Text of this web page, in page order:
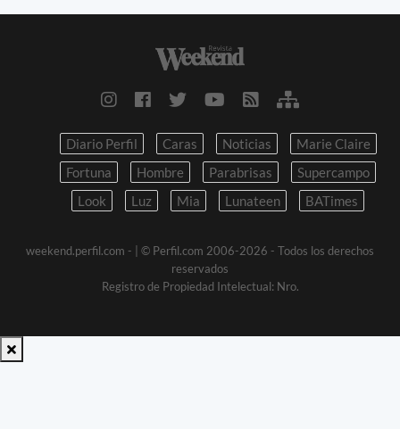
Diario Perfil Caras Noticias
Marie Claire
Fortuna
Hombre Parabrisas
Supercampo
Look
Luz Mia Lunateen BATimes
weekend.perfil.com - | © Perfil.com 2006-2026 - Todos los derechos
reservados
Registro de Propiedad Intelectual: Nro.